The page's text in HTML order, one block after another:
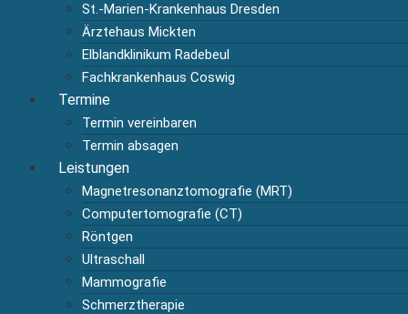
St.-Marien-Krankenhaus Dresden
Ärztehaus Mickten
Elblandklinikum Radebeul
Fachkrankenhaus Coswig
Termine
Termin vereinbaren
Termin absagen
Leistungen
Magnetresonanztomografie (MRT)
Computertomografie (CT)
Röntgen
Ultraschall
Mammografie
Schmerztherapie